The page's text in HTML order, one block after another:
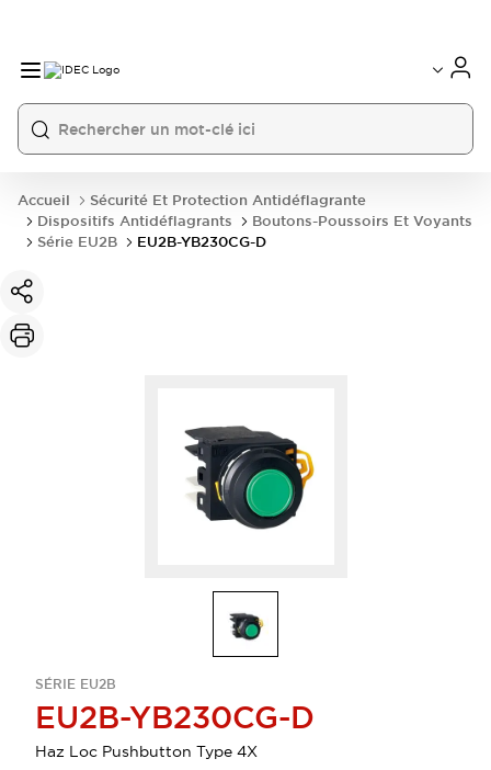
Accueil
Sécurité Et Protection Antidéflagrante
Dispositifs Antidéflagrants
Boutons-Poussoirs Et Voyants
Série EU2B
EU2B-YB230CG-D
SÉRIE EU2B
EU2B-YB230CG-D
Haz Loc Pushbutton Type 4X